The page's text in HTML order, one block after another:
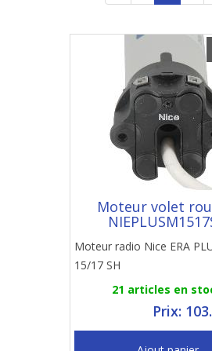
Moteur volet
Moteur radio Nice ERA
15/17 SH
21 articles en
Prix: